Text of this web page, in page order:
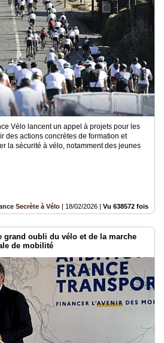
Vélo lancent un appel à projets pour les
des actions concrètes de formation et
la sécurité à vélo, notamment des jeunes
Secrète à Vélo | 18/02/2026 | Vu 638572 fois
grand oubli du vélo et de la marche
de mobilité